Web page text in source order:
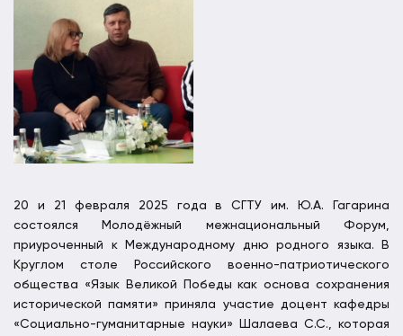
20 и 21 февраля 2025 года в СГТУ им. Ю.А. Гагарина
состоялся Молодёжный межнациональный Форум,
приуроченный к Международному дню родного языка. В
Круглом столе Российского военно-патриотического
общества «Язык Великой Победы как основа сохранения
исторической памяти» приняла участие доцент кафедры
«Социально-гуманитарные науки» Шалаева С.С., которая